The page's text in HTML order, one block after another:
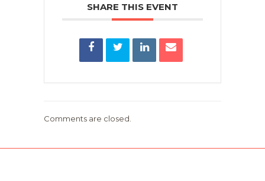
SHARE THIS EVENT
Comments are closed.